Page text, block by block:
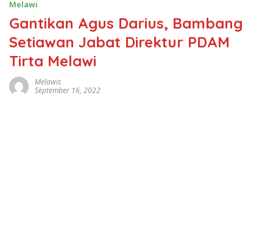
Melawi
Gantikan Agus Darius, Bambang
Setiawan Jabat Direktur PDAM
Tirta Melawi
Melawis
September 16, 2022